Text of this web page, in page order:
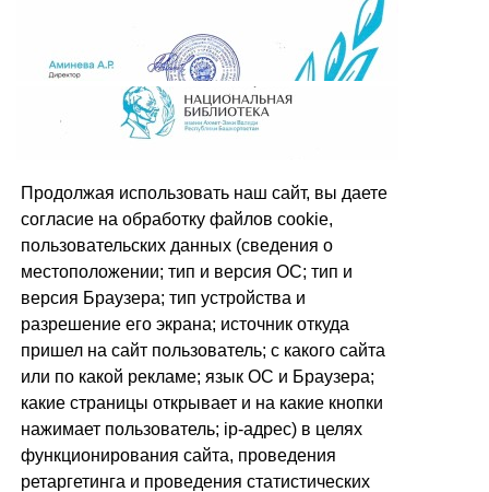
Продолжая использовать наш сайт, вы даете
согласие на обработку файлов cookie,
пользовательских данных (сведения о
местоположении; тип и версия ОС; тип и
версия Браузера; тип устройства и
разрешение его экрана; источник откуда
пришел на сайт пользователь; с какого сайта
или по какой рекламе; язык ОС и Браузера;
какие страницы открывает и на какие кнопки
нажимает пользователь; ip-адрес) в целях
функционирования сайта, проведения
ретаргетинга и проведения статистических